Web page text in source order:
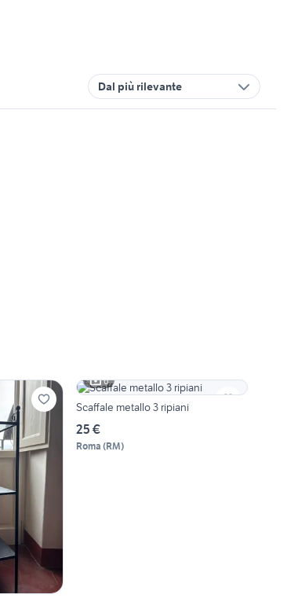
Dal più rilevante
6
Scaffale metallo 3 ripiani
25 €
Roma (RM)